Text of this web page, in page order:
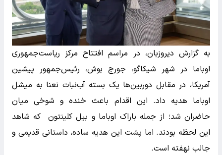
به گزارش دیروزبان، در مراسم افتتاح مرکز ریاست‌جمهوری
اوباما در شهر شیکاگو، جورج بوش، رئیس‌جمهور پیشین
آمریکا، در مقابل دوربین‌ها یک بسته آب‌نبات نعنا به میشل
اوباما هدیه داد. این اقدام باعث خنده و شوخی میان
حاضران شد؛ از جمله باراک اوباما و بیل کلینتون که شاهد
این لحظه بودند. اما پشت این هدیه ساده، داستانی قدیمی و
جالب نهفته است.